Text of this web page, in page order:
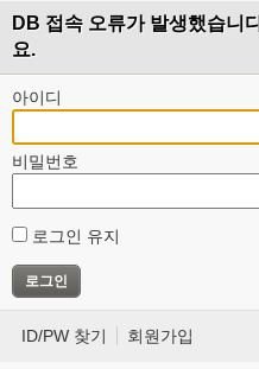
DB 접속 오류가 발생했습니
요.
아이디
비밀번호
로그인 유지
ID/PW 찾기 회원가입